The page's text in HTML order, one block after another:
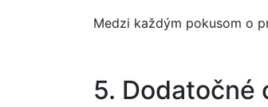
Medzi každým pokusom o
5. Dodatočné